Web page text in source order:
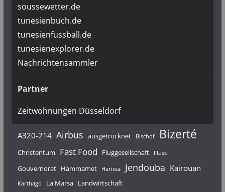
soussewetter.de
tunesienbuch.de
tunesienfussball.de
tunesienexplorer.de
Nachrichtensammler
Partner
Zeitwohnungen Düsseldorf
A320-214 Airbus ausgetrocknet Bischof Bizerté
Christentum Fast Food Fluggesellschaft Fluss
Gouvernorat Hammamet Harissa Jendouba Kairouan
Karthago La Marsa Landwirtschaft